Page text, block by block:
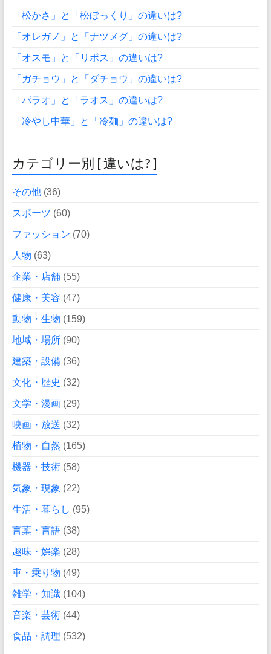
「松かさ」と「松ぼっくり」の違いは?
「オレガノ」と「ナツメグ」の違いは?
「オスモ」と「リボス」の違いは?
「ガチョウ」と「ダチョウ」の違いは?
「パラオ」と「ラオス」の違いは?
「冷やし中華」と「冷麺」の違いは?
カテゴリー別 [ 違いは? ]
その他(36)
スポーツ (60)
ファッション (70)
人物 (63)
企業・店舗(55)
健康・美容 (47)
動物・生物 (159)
地域・場所(90)
建築・設備(36)
文化・歴史 (32)
文学・漫画(29)
映画・放送 (32)
植物・自然 (165)
機器・技術(58)
気象・現象 (22)
生活・暮らし (95)
言葉・言語(38)
趣味・娯楽 (28)
車・乗り物 (49)
雑学・知識(104)
音楽・芸術(44)
食品・調理 (532)